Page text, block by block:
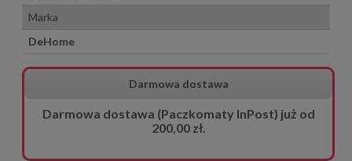
Marka
DeHome
Darmowa dostawa
Darmowa dostawa (Paczkomaty InPost) już od
200,00 zł.